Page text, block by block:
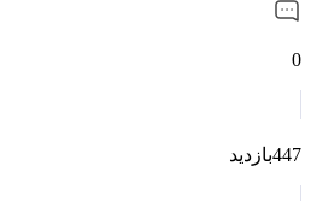
0
447بازدید